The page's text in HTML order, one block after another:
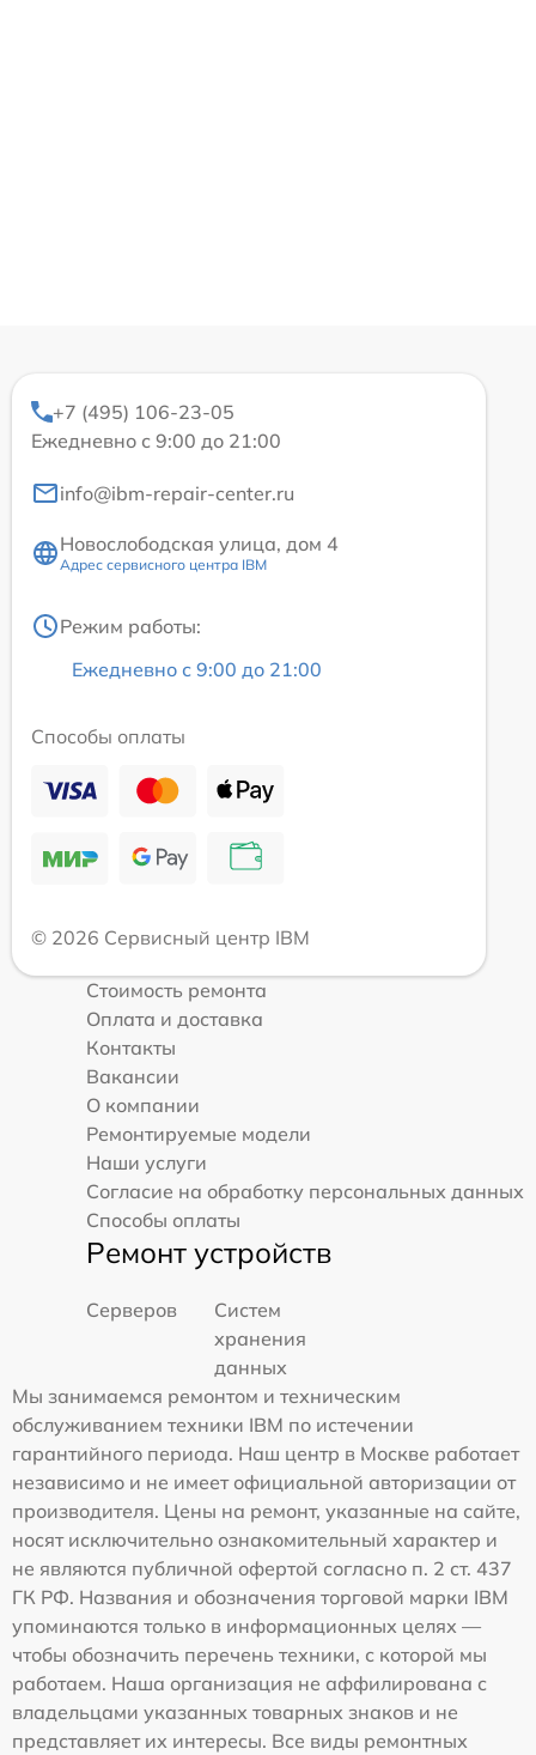
+7 (495) 106-23-05
Ежедневно с 9:00 до 21:00
info@ibm-repair-center.ru
Новослободская улица, дом 4
Адрес сервисного центра IBM
Режим работы:
Ежедневно с 9:00 до 21:00
Способы оплаты
© 2026 Сервисный центр IBM
Стоимость ремонта
Оплата и доставка
Контакты
Вакансии
О компании
Ремонтируемые модели
Наши услуги
Согласие на обработку персональных данных
Способы оплаты
Ремонт устройств
Серверов
Систем
хранения
данных
Мы занимаемся ремонтом и техническим
обслуживанием техники IBM по истечении
гарантийного периода. Наш центр в Москве работает
независимо и не имеет официальной авторизации от
производителя. Цены на ремонт, указанные на сайте,
носят исключительно ознакомительный характер и
не являются публичной офертой согласно п. 2 ст. 437
ГК РФ. Названия и обозначения торговой марки IBM
упоминаются только в информационных целях —
чтобы обозначить перечень техники, с которой мы
работаем. Наша организация не аффилирована с
владельцами указанных товарных знаков и не
представляет их интересы. Все виды ремонтных